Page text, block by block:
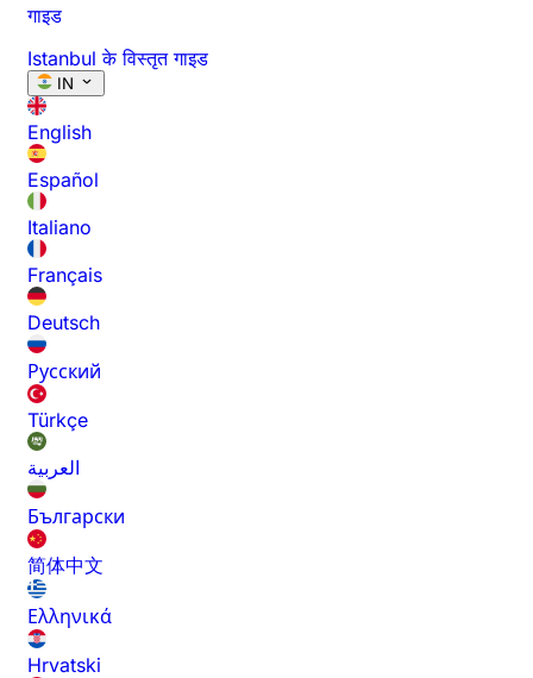
गाइड
Istanbul के विस्तृत गाइड
IN
English
Español
Italiano
Français
Deutsch
Русский
Türkçe
العربية
Български
简体中文
Ελληνικά
Hrvatski